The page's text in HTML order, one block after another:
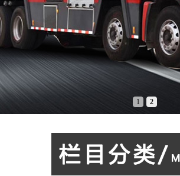
1 2